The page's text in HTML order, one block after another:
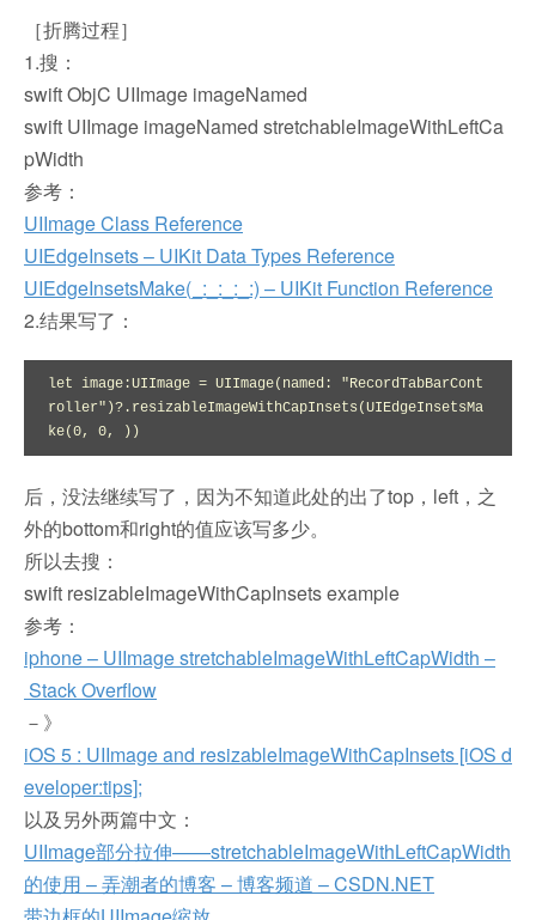
［折腾过程］
1.搜：
swift ObjC UIImage imageNamed
swift UIImage imageNamed stretchableImageWithLeftCa
pWidth
参考：
UIImage Class Reference
UIEdgeInsets – UIKit Data Types Reference
UIEdgeInsetsMake(_:_:_:_:) – UIKit Function Reference
2.结果写了：
let image:UIImage = UIImage(named: "RecordTabBarCont
roller")?.resizableImageWithCapInsets(UIEdgeInsetsMa
ke(0, 0, ))
后，没法继续写了，因为不知道此处的出了top，left，之
外的bottom和right的值应该写多少。
所以去搜：
swift resizableImageWithCapInsets example
参考：
iphone – UIImage stretchableImageWithLeftCapWidth –
Stack Overflow
－》
iOS 5 : UIImage and resizableImageWithCapInsets [iOS d
eveloper:tips];
以及另外两篇中文：
UIImage部分拉伸——stretchableImageWithLeftCapWidth
的使用 – 弄潮者的博客 – 博客频道 – CSDN.NET